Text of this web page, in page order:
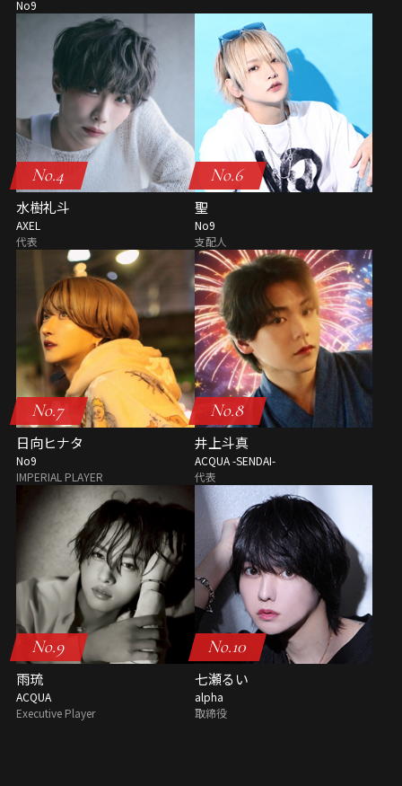
No9
No.4
水樹礼斗
AXEL
代表
No.6
聖
No9
支配人
No.7
日向ヒナタ
No9
IMPERIAL PLAYER
No.8
井上斗真
ACQUA -SENDAI-
代表
No.9
雨琉
ACQUA
Executive Player
No.10
七瀬るい
alpha
取締役